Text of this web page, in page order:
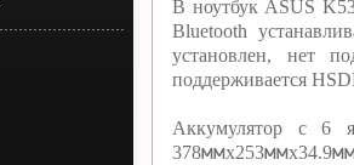
В ноутбук ASUS
Bluetooth
установлен, нет
поддерживается
Аккумулятор c 6
378ммх253ммх34.9